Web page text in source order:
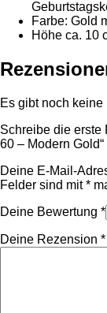
Farbe: Gold
Höhe ca. 10
Es gibt noch
Schreibe die erste
60 – Modern Gold“
Deine E-Mail-
Felder sind mit*
Deine Bewertung *
Deine Rezension *